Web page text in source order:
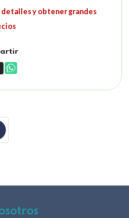
y obtener grandes